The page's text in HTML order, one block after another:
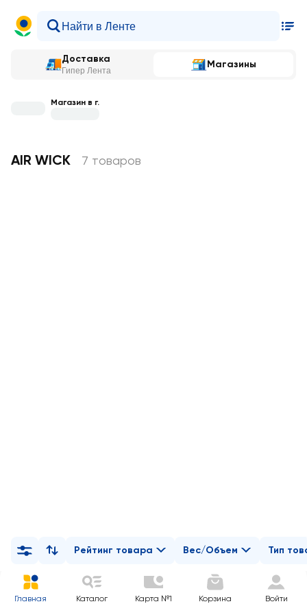
Доставка
Гипер Лента
Магазины
Магазин в г.
AIR WICK 7 товаров
Рейтинг товара Вес/Объем Тип
Главная Каталог Карта №1 Корзина Войти